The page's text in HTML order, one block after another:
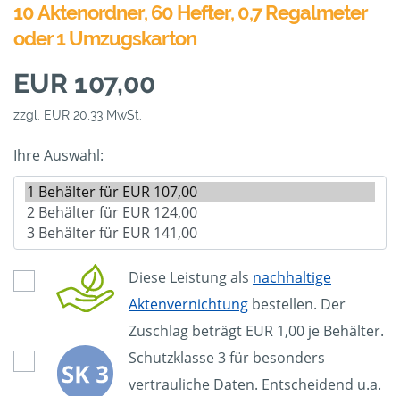
10 Aktenordner, 60 Hefter, 0,7 Regalmeter
oder 1 Umzugskarton
EUR 107,00
zzgl. EUR 20,33 MwSt.
Ihre Auswahl:
Diese Leistung als nachhaltige
Aktenvernichtung bestellen. Der
Zuschlag beträgt EUR 1,00 je Behälter.
Schutzklasse 3 für besonders
vertrauliche Daten. Entscheidend u.a.